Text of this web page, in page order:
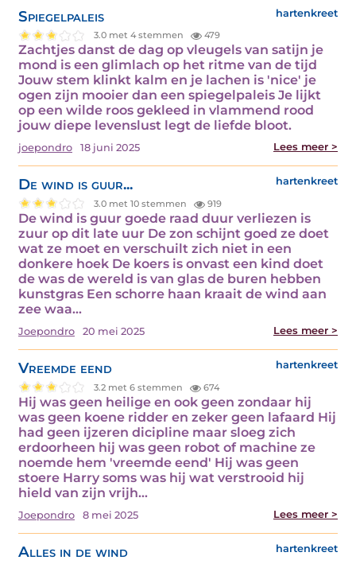
Spiegelpaleis hartenkreet
3.0 met 4 stemmen 479
Zachtjes danst de dag op vleugels van satijn je
mond is een glimlach op het ritme van de tijd
Jouw stem klinkt kalm en je lachen is 'nice' je
ogen zijn mooier dan een spiegelpaleis Je lijkt
op een wilde roos gekleed in vlammend rood
jouw diepe levenslust legt de liefde bloot.
joepondro 18 juni 2025 Lees meer >
De wind is guur... hartenkreet
3.0 met 10 stemmen 919
De wind is guur goede raad duur verliezen is
zuur op dit late uur De zon schijnt goed ze doet
wat ze moet en verschuilt zich niet in een
donkere hoek De koers is onvast een kind doet
de was de wereld is van glas de buren hebben
kunstgras Een schorre haan kraait de wind aan
zee waa...
Joepondro 20 mei 2025 Lees meer >
Vreemde eend hartenkreet
3.2 met 6 stemmen 674
Hij was geen heilige en ook geen zondaar hij
was geen koene ridder en zeker geen lafaard Hij
had geen ijzeren dicipline maar sloeg zich
erdoorheen hij was geen robot of machine ze
noemde hem 'vreemde eend' Hij was geen
stoere Harry soms was hij wat verstrooid hij
hield van zijn vrijh...
Joepondro 8 mei 2025 Lees meer >
Alles in de wind hartenkreet